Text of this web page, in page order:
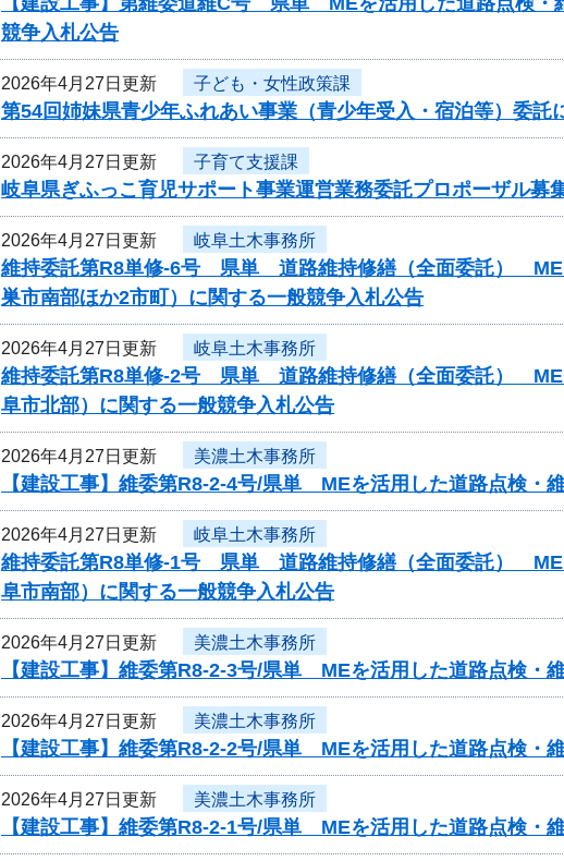
競争入札公告
2026年4月27日更新 子ども・女性政策課
第54回姉妹県青少年ふれあい事業（青少年受入・宿泊等）委託
2026年4月27日更新 子育て支援課
岐阜県ぎふっこ育児サポート事業運営業務委託プロポーザル募
2026年4月27日更新 岐阜土木事務所
維持委託第R8単修-6号 県単 道路維持修繕（全面委託） ME
巣市南部ほか2市町）に関する一般競争入札公告
2026年4月27日更新 岐阜土木事務所
維持委託第R8単修-2号 県単 道路維持修繕（全面委託） ME
阜市北部）に関する一般競争入札公告
2026年4月27日更新 美濃土木事務所
【建設工事】維委第R8-2-4号/県単 MEを活用した道路点検・
2026年4月27日更新 岐阜土木事務所
維持委託第R8単修-1号 県単 道路維持修繕（全面委託） ME
阜市南部）に関する一般競争入札公告
2026年4月27日更新 美濃土木事務所
【建設工事】維委第R8-2-3号/県単 MEを活用した道路点検・
2026年4月27日更新 美濃土木事務所
【建設工事】維委第R8-2-2号/県単 MEを活用した道路点検・
2026年4月27日更新 美濃土木事務所
【建設工事】維委第R8-2-1号/県単 MEを活用した道路点検・